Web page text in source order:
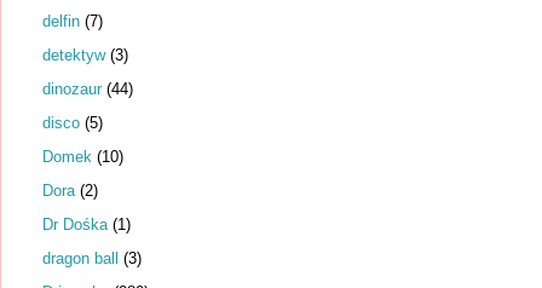
delfin (7)
detektyw (3)
dinozaur (44)
disco (5)
Domek (10)
Dora (2)
Dr Dośka (1)
dragon ball (3)